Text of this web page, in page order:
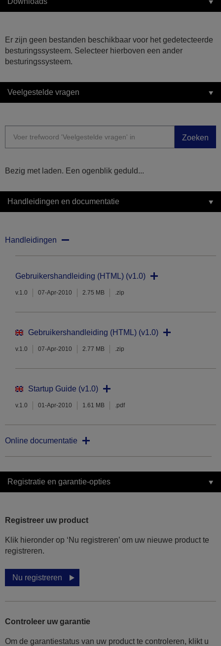
Er zijn geen bestanden beschikbaar voor het gedetecteerde
besturingssysteem. Selecteer hierboven een ander
besturingssysteem.
Veelgestelde vragen
Zoeken
Bezig met laden. Een ogenblik geduld...
Handleidingen en documentatie
Handleidingen
Gebruikershandleiding (HTML) (v1.0)
v.1.0 07-Apr-2010 2.75 MB .zip
Gebruikershandleiding (HTML) (v1.0)
v.1.0 07-Apr-2010 2.77 MB .zip
Startup Guide (v1.0)
v.1.0 01-Apr-2010 1.61 MB .pdf
Online documentatie
Registratie en garantie-opties
Registreer uw product
Klik hieronder op ‘Nu registreren’ om uw nieuwe product te
registreren.
Nu registreren
Controleer uw garantie
Om de garantiestatus van uw product te controleren, klikt u